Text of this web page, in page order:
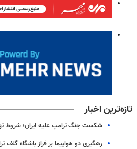
تازه‌ترین اخبار
شکست جنگ ترامپ علیه ایران؛ شروط
رهگیری دو هواپیما بر فراز باشگاه گلف